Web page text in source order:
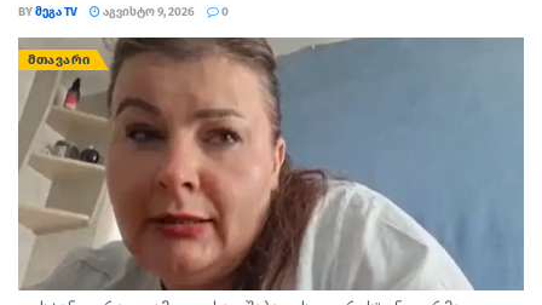
BYᲛᲔᲒᲐ TV ᲐᲒᲕᲘᲡᲢᲝ 9, 2026 0
ᲛᲗᲐᲕᲐᲠᲘ